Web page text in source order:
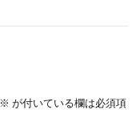
※ が付いている欄は必須項